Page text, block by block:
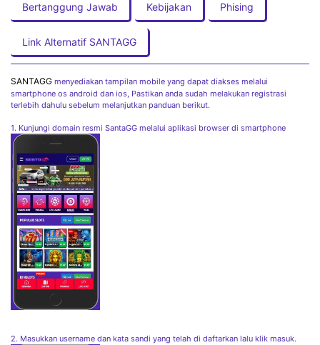
Bertanggung Jawab Kebijakan Phising
Link Alternatif SANTAGG
SANTAGG menyediakan tampilan mobile yang dapat diakses melalui
smartphone os android dan ios, Pastikan anda sudah melakukan registrasi
terlebih dahulu sebelum melanjutkan panduan berikut.
1. Kunjungi domain resmi SantaGG melalui aplikasi browser di smartphone
2. Masukkan username dan kata sandi yang telah di daftarkan lalu klik masuk.